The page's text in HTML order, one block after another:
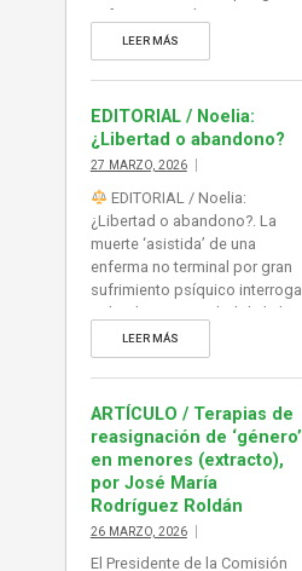
sufrimiento psíquico interroga
sobre la oportunidad de la ley
de eutanasia y su aplicación,
abierta, a vulnerables y
personas con capacidad de
decisión muy limitada por su
propia patología (psíquica,
física). Mientras tanto, la
atención […]
LEER MÁS
EDITORIAL / Noelia:
¿Libertad o abandono?
27 MARZO, 2026
EDITORIAL / Noelia:
¿Libertad o abandono?. La
muerte ‘asistida’ de una
enferma no terminal por gran
sufrimiento psíquico interroga
sobre la oportunidad de la ley
de eutanasia y su aplicación,
abierta, a vulnerables y
personas con capacidad de
decisión muy limitada por su
propia patología (psíquica,
física). Mientras tanto, la
atención paliativa sigue sin
recursos, y sin visos de […]
LEER MÁS
ARTÍCULO / Terapias de
reasignación de ‘género’
en menores (extracto),
por José María
Rodríguez Roldán
26 MARZO, 2026
El Presidente de la Comisión